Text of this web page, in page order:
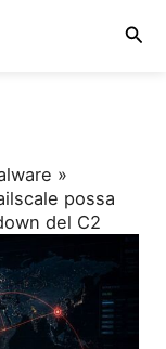
»
possa
del C2